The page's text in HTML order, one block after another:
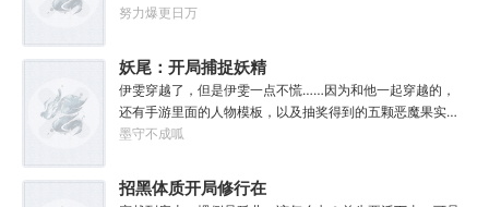
代降临。人类的命运似乎已被注定，要在无休止的恐怖战争
失的来到这个世界。“剧情对话什么的最烦人了，统统跳
过。”“我不想知道为什么，我只想大开杀戒。”基里曼：达奇
是个优秀的战士，就是不爱听人话，每次想和他说些什么，
他都要跳过。塔拉辛：我很好奇，他是怎么把恒星敲成一个
个方块的。钛族：对那家伙来说，物理学已经不存在了。恐
孩子抓了，把他们洗得白白净净的，这种羞辱让我悲愤欲
努力爆更日万
妖尾：开局捕捉妖精
女王艾露莎
伊雯穿越了，但是伊雯一点不慌……因为和他一起穿越的，
还有手游里面的人物模板，以及抽奖得到的五颗恶魔果实。
伊雯自认自己可以依靠首充六块得到的特殊体质，以及背包
双眼的伊雯看到了一头绯红色的巨龙。伊雯这才知道，这根
本就不是海贼王，是妖精的尾巴！开局捕捉艾露莎？开局被
墨守不成呱
招黑体质开局修行在